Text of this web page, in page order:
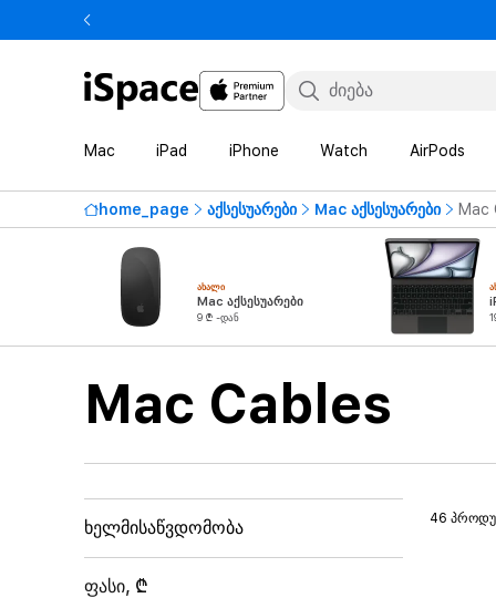
Mac iPad iPhone Watch AirPods
home_page აქსესუარები Mac აქსესუარები Mac
ᲐᲮᲐᲚᲘ
Mac აქსესუარები
9 ₾ -დან
Mac Cables
ხელმისაწვდომობა
ფასი, ₾
46